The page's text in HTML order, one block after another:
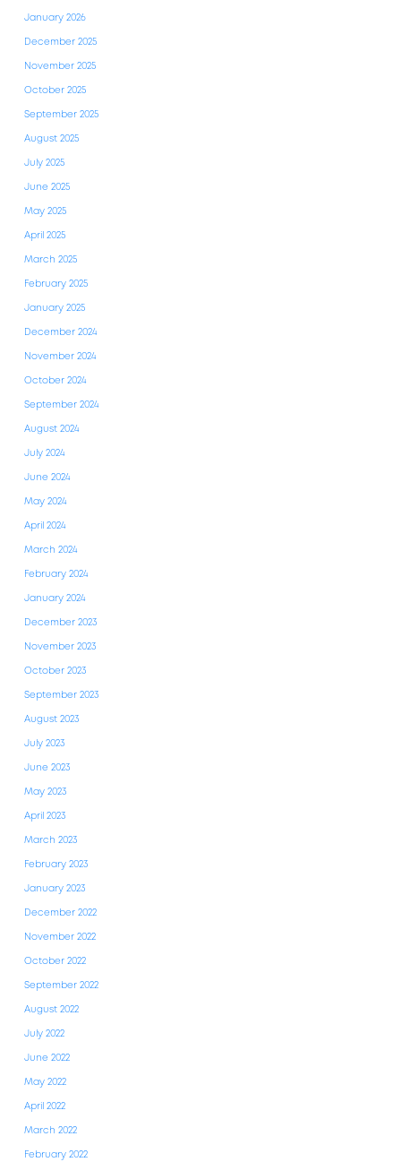
January 2026
December 2025
November 2025
October 2025
September 2025
August 2025
July 2025
June 2025
May 2025
April 2025
March 2025
February 2025
January 2025
December 2024
November 2024
October 2024
September 2024
August 2024
July 2024
June 2024
May 2024
April 2024
March 2024
February 2024
January 2024
December 2023
November 2023
October 2023
September 2023
August 2023
July 2023
June 2023
May 2023
April 2023
March 2023
February 2023
January 2023
December 2022
November 2022
October 2022
September 2022
August 2022
July 2022
June 2022
May 2022
April 2022
March 2022
February 2022